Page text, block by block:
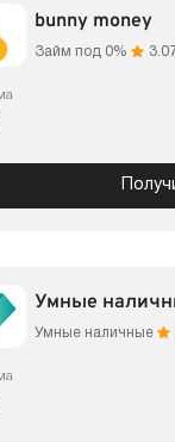
bunny money
Займ под 0%
Умные
Умные наличные